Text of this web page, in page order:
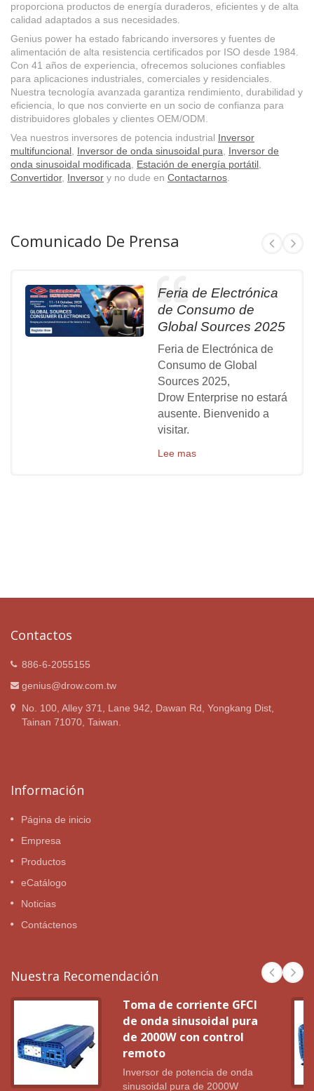
proporciona productos de energía duraderos, eficientes y de alta
calidad adaptados a sus necesidades.
Genius power ha estado fabricando inversores y fuentes de
alimentación de alta resistencia certificados por ISO desde 1984.
Con 41 años de experiencia, ofrecemos soluciones confiables
para aplicaciones industriales, comerciales y residenciales.
Nuestra tecnología avanzada garantiza rendimiento, durabilidad y
eficiencia, lo que nos convierte en un socio de confianza para
distribuidores globales y clientes OEM/ODM.
Vea nuestros inversores de potencia industrial
Inversor
multifuncional
Inversor de onda sinusoidal pura
Inversor de
onda sinusoidal modificada
Estación de energía portátil
Convertidor, Inversor y no dude en Contactarnos
Comunicado De Prensa
Feria de Electrónica
de Consumo de
Global Sources 2025
Feria de Electrónica de
Consumo de Global
Sources 2025,
Drow Enterprise no estará
ausente. Bienvenido a
visitar.
Lee mas
Contactos
886-6-2055155
genius@drow.com.tw
No. 100, Alley 371, Lane 942, Dawan Rd, Yongkang Dist,
Tainan 71070, Taiwan.
Información
Página de inicio
Empresa
Productos
eCatálogo
Noticias
Contáctenos
Nuestra Recomendación
Toma de corriente GFCI
de onda sinusoidal pura
de 2000W con control
remoto
Inversor de potencia de onda
sinusoidal pura de 2000W